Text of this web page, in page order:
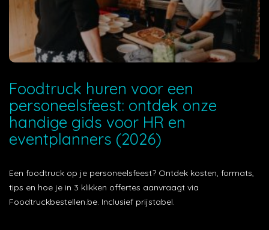
Foodtruck huren voor een
personeelsfeest: ontdek onze
handige gids voor HR en
eventplanners (2026)
Een foodtruck op je personeelsfeest? Ontdek kosten, formats,
tips en hoe je in 3 klikken offertes aanvraagt via
Foodtruckbestellen.be. Inclusief prijstabel.